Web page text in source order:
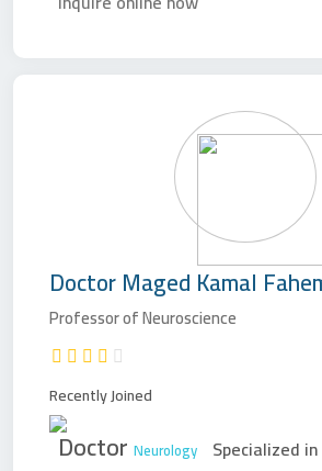
DoctorMaged Kamal
Professor of Neuroscience
Recently Joined
Doctor Neurology Specialized in